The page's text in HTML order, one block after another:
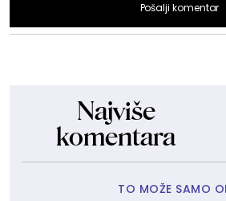
Pošalji komentar
Najviše
komentara
TO MOŽE SAMO